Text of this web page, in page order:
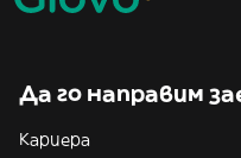
Да го направим
Кариера